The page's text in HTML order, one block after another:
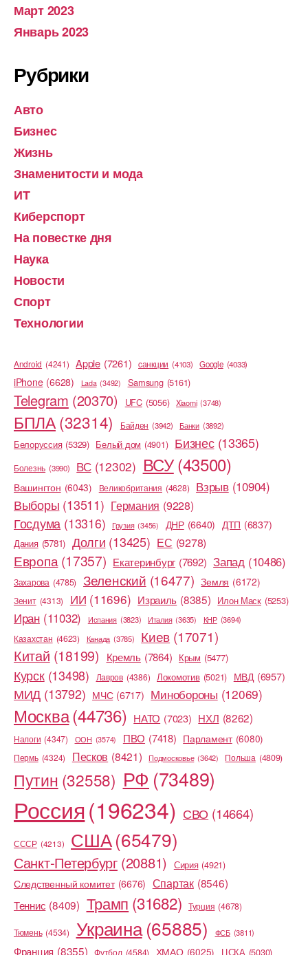
Март 2023
Январь 2023
Рубрики
Авто
Бизнес
Жизнь
Знаменитости и мода
ИТ
Киберспорт
На повестке дня
Наука
Новости
Спорт
Технологии
Android (4241) Apple (7261) cанкции (4103) Google (4033)
iPhone (6628) Lada (3492) Samsung (5161)
Telegram (20370) UFC (5056) Xiaomi (3748)
БПЛА(32314) Байден (3942) Банки (3892)
Белоруссия (5329) Белый дом (4901) Бизнес (13365)
Болезнь (3990) ВС (12302) ВСУ(43500)
Вашингтон (6043) Великобритания (4628) Взрыв (10904)
Выборы (13511) Германия (9228)
Госдума (13316) Грузия (3456) ДНР (6640) ДТП (6837)
Дания (5781) Долги (13425) ЕС (9278)
Европа (17357) Екатеринбург (7692) Запад (10486)
Захарова (4785) Зеленский (16477) Земля (6172)
Зенит (4313) ИИ (11696) Израиль (8385) Илон Маск (5253)
Иран (11032) Испания (3823) Италия (3635) КНР (3694)
Казахстан (4623) Канада (3785) Киев (17071)
Китай (18199) Кремль (7864) Крым (5477)
Курск (13498) Лавров (4386) Локомотив (5021) МВД (6957)
МИД (13792) МЧС (6717) Минобороны (12069)
Москва(44736) НАТО (7023) НХЛ (8262)
Налоги (4347) ООН (3574) ПВО (7418) Парламент (6080)
Пермь (4324) Песков (8421) Подмосковье (3642) Польша (4809)
Путин (32558) РФ (73489)
Россия(196234) СВО (14664)
СССР (4213) США(65479)
Санкт-Петербург (20881) Сирия (4921)
Следственный комитет (6676) Спартак (8546)
Теннис (8409) Трамп (31682) Турция (4678)
Тюмень (4534) Украина(65885) ФСБ (3811)
Франция (8355) Футбол (4584) ХМАО (6025) ЦСКА (5030)